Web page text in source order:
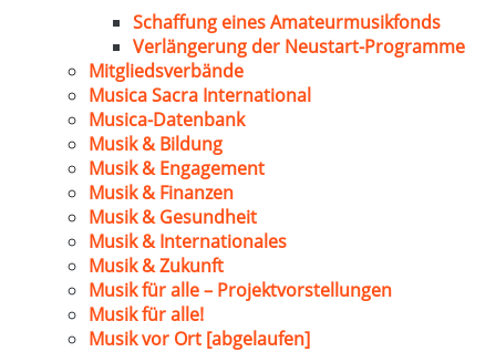
Schaffung eines Amateurmusikfonds
Verlängerung der Neustart-Programme
Mitgliedsverbände
Musica Sacra International
Musica-Datenbank
Musik & Bildung
Musik & Engagement
Musik & Finanzen
Musik & Gesundheit
Musik & Internationales
Musik & Zukunft
Musik für alle – Projektvorstellungen
Musik für alle!
Musik vor Ort [abgelaufen]